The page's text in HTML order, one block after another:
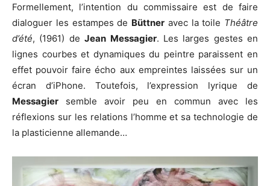
Formellement, l’intention du commissaire est de faire
dialoguer les estampes de Büttner avec la toile Théâtre
d’été, (1961) deJean Messagier. Les larges gestes en
lignes courbes et dynamiques du peintre paraissent en
effet pouvoir faire écho aux empreintes laissées sur un
écran d’iPhone. Toutefois, l’expression lyrique de
Messagier semble avoir peu en commun avec les
réflexions sur les relations l’homme et sa technologie de
la plasticienne allemande…